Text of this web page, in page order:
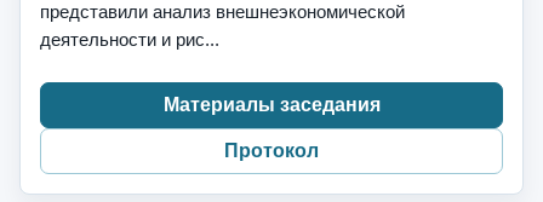
представили анализ внешнеэкономической
деятельности и рис...
Материалы заседания
Протокол